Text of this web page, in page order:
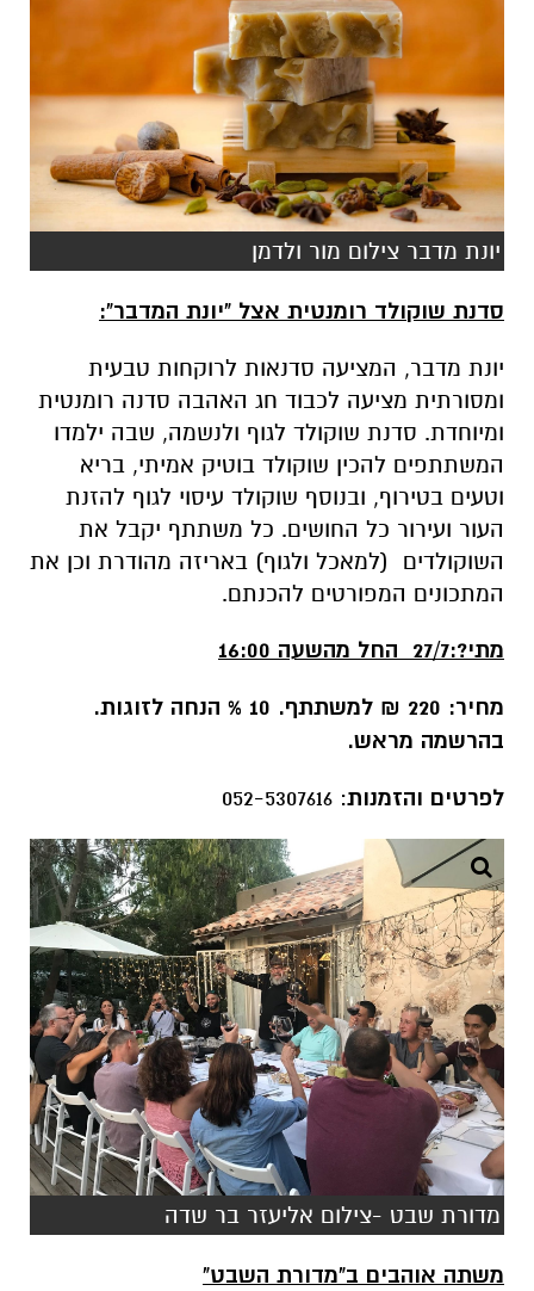
יונת מדבר צילום מור ולדמן
סדנת שוקולד רומנטית אצל "יונת המדבר":
יונת מדבר, המציעה סדנאות לרוקחות טבעית
ומסורתית מציעה לכבוד חג האהבה סדנה רומנטית
ומיוחדת. סדנת שוקולד לגוף ולנשמה, שבה ילמדו
המשתתפים להכין שוקולד בוטיק אמיתי, בריא
וטעים בטירוף, ובנוסף שוקולד עיסוי לגוף להזנת
העור ועירור כל החושים. כל משתתף יקבל את
השוקולדים (למאכל ולגוף) באריזה מהודרת וכן את
המתכונים המפורטים להכנתם.
מתי?:27/7 החל מהשעה 16:00
מחיר: 220 ₪ למשתתף. 10 % הנחה לזוגות.
בהרשמה מראש.
לפרטים והזמנות: 052-5307616
מדורת שבט -צילום אליעזר בר שדה
משתה אוהבים ב"מדורת השבט"